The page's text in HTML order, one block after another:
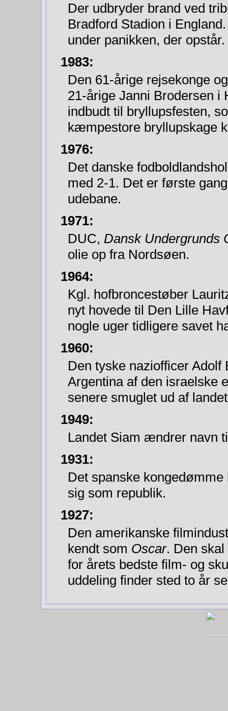
Der udbryder brand ved
Bradford Stadion i
under panikken, der opstår.
1983:
Den 61-årige rejsekonge
21-årige Janni Brodersen
indbudt til bryllupsfesten,
kæmpestore bryllups­kage
1976:
Det danske
med 2-1. Det er første
udebane.
1971:
DUC, Dansk Undergrunds
olie op fra Nordsøen.
1964:
Kgl. hofbroncestøber
nyt hovede til Den Lille
nogle uger tidligere savet
1960:
Den tyske naziofficer
Argentina af den israelske
senere smuglet ud af
1949:
Landet Siam ændrer navn
1931:
Det spanske
sig som republik.
1927:
Den amerikanske
kendt som Oscar. Den
for årets bedste film- og
uddeling finder sted to år